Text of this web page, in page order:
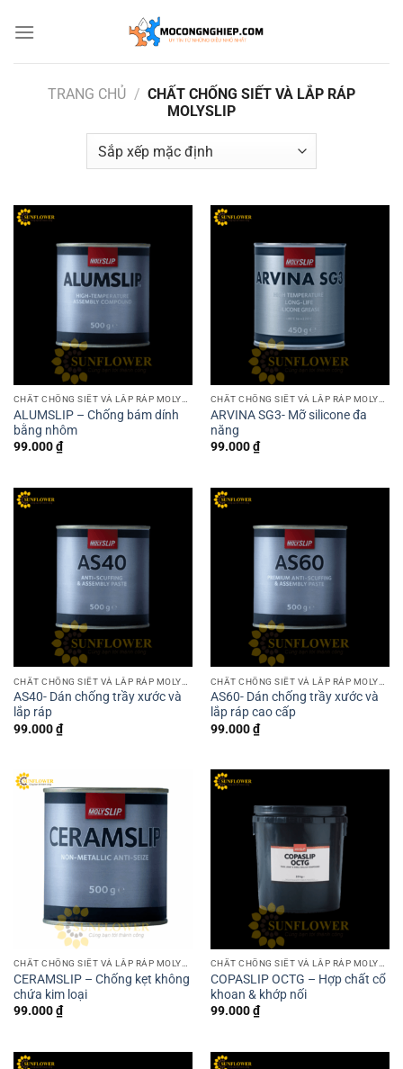
qua
TRANG CHỦ / CHẤT CHỐNG SIẾT VÀ LẮP RÁP
MOLYSLIP
ALUMSLIP – Chống bám dính
bằng nhôm
99.000₫
ARVINA SG3- Mỡ silicone đa
năng
99.000₫
AS40- Dán chống trầy xước và
lắp ráp
99.000₫
AS60- Dán chống trầy xước và
lắp ráp cao cấp
99.000₫
CHẤT CHỐNG SIẾT VÀ LẮP RÁP MOLYSLIP
CERAMSLIP – Chống kẹt không
chứa kim loại
99.000₫
CHẤT CHỐNG SIẾT VÀ LẮP RÁP MOLYSLIP
COPASLIP OCTG – Hợp chất cổ
khoan & khớp nối
99.000₫